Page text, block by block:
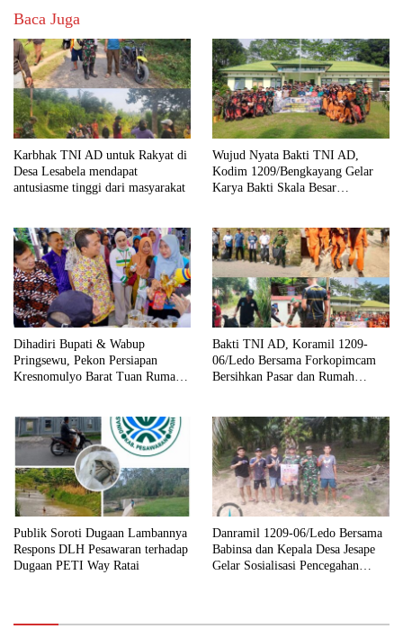
Baca Juga
Karbhak TNI AD untuk Rakyat di
Desa Lesabela mendapat
antusiasme tinggi dari masyarakat
Wujud Nyata Bakti TNI AD,
Kodim 1209/Bengkayang Gelar
Karya Bakti Skala Besar
Dihadiri Bupati & Wabup
Pringsewu, Pekon Persiapan
Kresnomulyo Barat Tuan Rumah
Bakti TNI AD, Koramil 1209-
06/Ledo Bersama Forkopimcam
Bersihkan Pasar dan Rumah
Publik Soroti Dugaan Lambannya
Respons DLH Pesawaran terhadap
Dugaan PETI Way Ratai
Danramil 1209-06/Ledo Bersama
Babinsa dan Kepala Desa Jesape
Gelar Sosialisasi Pencegahan